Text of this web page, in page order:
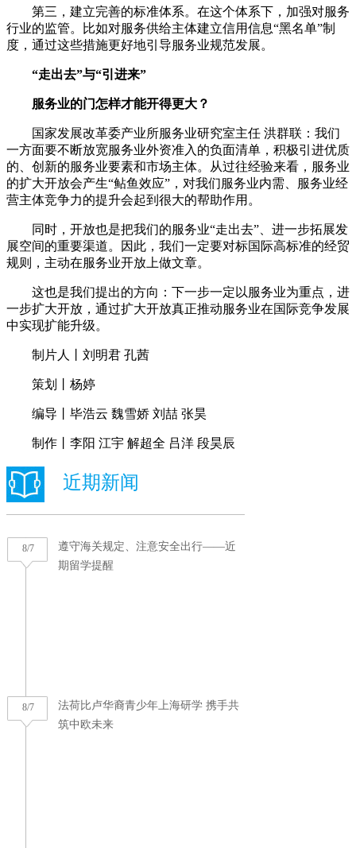
第三，建立完善的标准体系。在这个体系下，加强对服务
行业的监管。比如对服务供给主体建立信用信息“黑名单”制
度，通过这些措施更好地引导服务业规范发展。
“走出去”与“引进来”
服务业的门怎样才能开得更大？
国家发展改革委产业所服务业研究室主任 洪群联：我们
一方面要不断放宽服务业外资准入的负面清单，积极引进优质
的、创新的服务业要素和市场主体。从过往经验来看，服务业
的扩大开放会产生“鲇鱼效应”，对我们服务业内需、服务业经
营主体竞争力的提升会起到很大的帮助作用。
同时，开放也是把我们的服务业“走出去”、进一步拓展发
展空间的重要渠道。因此，我们一定要对标国际高标准的经贸
规则，主动在服务业开放上做文章。
这也是我们提出的方向：下一步一定以服务业为重点，进
一步扩大开放，通过扩大开放真正推动服务业在国际竞争发展
中实现扩能升级。
制片人丨刘明君 孔茜
策划丨杨婷
编导丨毕浩云 魏雪娇 刘喆 张昊
制作丨李阳 江宇 解超全 吕洋 段昊辰